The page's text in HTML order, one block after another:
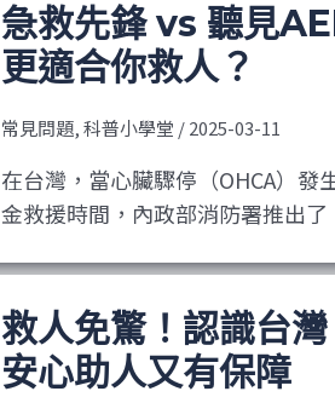
急救先鋒 vs 聽見
更適合你救人？
常見問題,科普小學堂 /2025-03-11
在台灣，當心臟驟停（OHCA）
金救援時間，內政部消防署推出
救人免驚！認識台
安心助人又有保障